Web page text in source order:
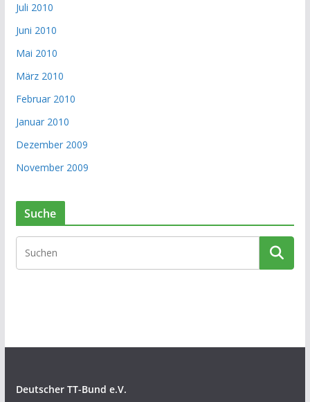
Juli 2010
Juni 2010
Mai 2010
März 2010
Februar 2010
Januar 2010
Dezember 2009
November 2009
Suche
Deutscher TT-Bund e.V.